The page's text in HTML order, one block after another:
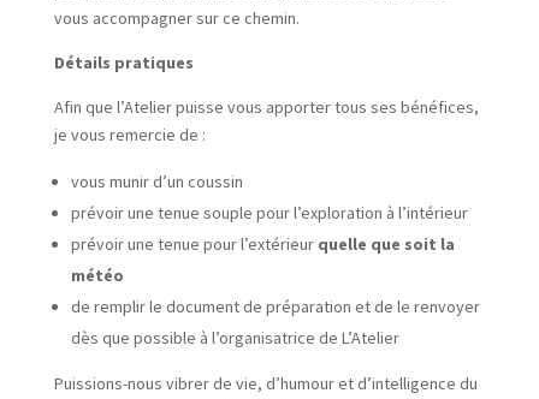
vous accompagner sur ce chemin.
Détails pratiques
Afin que l’Atelier puisse vous apporter tous ses bénéfices,
je vous remercie de :
vous munir d’un coussin
prévoir une tenue souple pour l’exploration à l’intérieur
prévoir une tenue pour l’extérieur quelle que soit la
météo
de remplir le document de préparation et de le renvoyer
dès que possible à l’organisatrice de L’Atelier
Puissions-nous vibrer de vie, d’humour et d’intelligence du